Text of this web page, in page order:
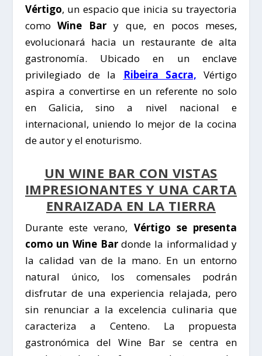
Vértigo, un espacio que inicia su trayectoria
comoWine Bar y que, en pocos meses,
evolucionará hacia un restaurante de alta
gastronomía. Ubicado en un enclave
privilegiado de la
Ribeira Sacra, Vértigo
aspira a convertirse en un referente no solo
en Galicia, sino a nivel nacional e
internacional, uniendo lo mejor de la cocina
de autor y el enoturismo.
UN WINE BAR CON VISTAS
IMPRESIONANTES Y UNA CARTA
ENRAIZADA EN LA TIERRA
Durante este verano, Vértigo se presenta
como un Wine Bardonde la informalidad y
la calidad van de la mano. En un entorno
natural único, los comensales podrán
disfrutar de una experiencia relajada, pero
sin renunciar a la excelencia culinaria que
caracteriza a Centeno. La propuesta
gastronómica del Wine Bar se centra en